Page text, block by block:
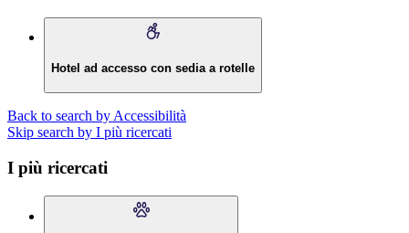
Hotel ad accesso con sedia a rotelle
Back to search by Accessibilità
Skip search by I più ricercati
I più ricercati